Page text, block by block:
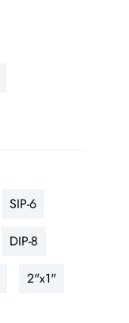
SIP-6
DIP-8
2"x1"